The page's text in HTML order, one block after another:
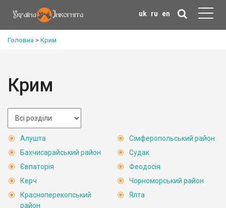
uk ru en
Головна > Крим
Крим
Алушта
Бахчисарайський район
Євпаторія
Керч
Красноперекопський
район
Сімферопольський район
Судак
Феодосія
Чорноморський район
Ялта